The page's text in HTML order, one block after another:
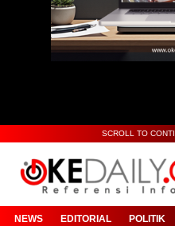
SCROLL TO
NEWS EDITORIAL POLITIK